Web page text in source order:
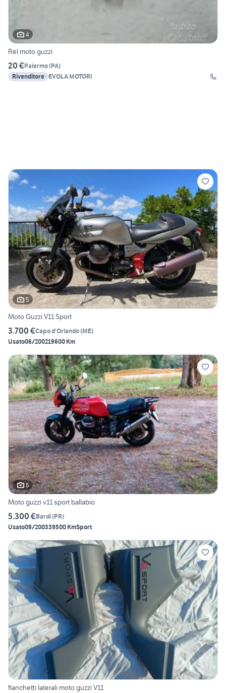
4
Rel moto guzzi
20 €Palermo(PA)
Rivenditore EVOLA MOTORI
5
Moto Guzzi V11 Sport
3.700 €Capo d'Orlando(ME)
Usato06/200219600 Km
6
Moto guzzi v11 sport ballabio
5.300 €Bardi(PR)
Usato09/200339500 KmSport
fianchetti laterali moto guzzi V11